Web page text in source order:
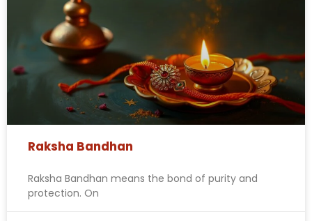
Raksha Bandhan
Raksha Bandhan means the bond of purity and
protection. On